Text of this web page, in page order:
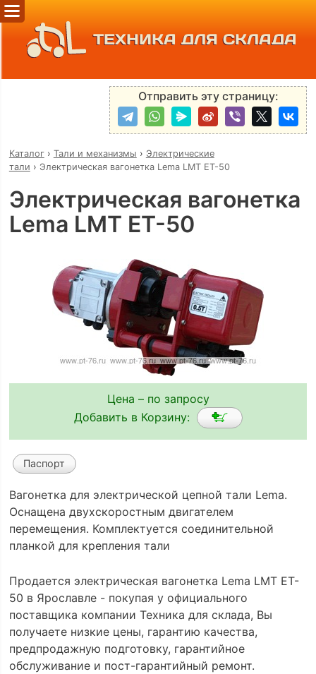
ТЕХНИКА ДЛЯ СКЛАДА
Отправить эту страницу:
Каталог› Тали и механизмы › Электрические
тали › Электрическая вагонетка Lema LMT ET-50
Электрическая вагонетка
Lema LMT ET-50
Цена – по запросу
Добавить в Корзину:
Паспорт
Вагонетка для электрической цепной тали Lema.
Оснащена двухскоростным двигателем
перемещения. Комплектуется соединительной
планкой для крепления тали
Продается электрическая вагонетка Lema LMT ET-
50 в Ярославле - покупая у официального
поставщика компании Техника для склада, Вы
получаете низкие цены, гарантию качества,
предпродажную подготовку, гарантийное
обслуживание и пост-гарантийный ремонт.